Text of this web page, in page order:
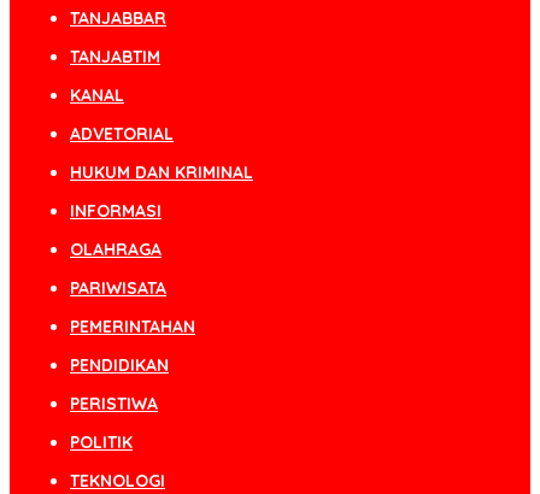
TANJABBAR
TANJABTIM
KANAL
ADVETORIAL
HUKUM DAN KRIMINAL
INFORMASI
OLAHRAGA
PARIWISATA
PEMERINTAHAN
PENDIDIKAN
PERISTIWA
POLITIK
TEKNOLOGI